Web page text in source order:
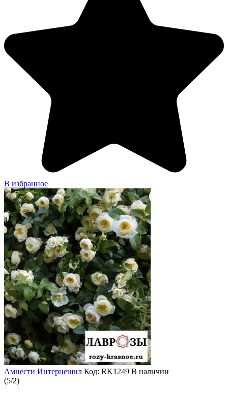
В избранное
Амнести Интернешнл Код: RK1249 В наличии
(5/2)